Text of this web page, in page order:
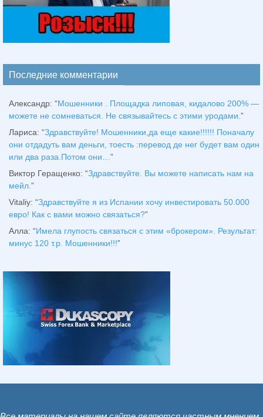
Последние комментарии
Александр: “Мошенники . Площадка липовая, кидалово 200% —
можете не сомневаться. Не связывайтесь с этими уродами.”
Лариса: “Здравствуйтe! Мошенники,да еще какие!!!!!! Поначалу
они отдадуть вам деньги, тоесть :перевод де нег будет вам один
или два раза.Потом они…”
Виктор Геращенко: “Здравствуйте. Вы можете написать нам на
мейл.”
Vitaliy: “Здравствуйте я из Испании хочу инвестировать 50.000
евро! Как с вами можно связаться?”
Алла: “Имела глупость связаться с этим «брокером». Результат:
минус 120 т.р. Мошенники!!!”